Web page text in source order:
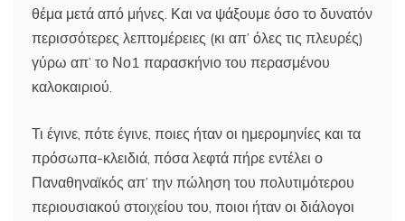
θέμα μετά από μήνες. Και να ψάξουμε όσο το δυνατόν
περισσότερες λεπτομέρειες (κι απ’ όλες τις πλευρές)
γύρω απ’ το Νο1 παρασκήνιο του περασμένου
καλοκαιριού.
Τι έγινε, πότε έγινε, ποιες ήταν οι ημερομηνίες και τα
πρόσωπα-κλειδιά, πόσα λεφτά πήρε εντέλει ο
Παναθηναϊκός απ’ την πώληση του πολυτιμότερου
περιουσιακού στοιχείου του, ποιοι ήταν οι διάλογοι